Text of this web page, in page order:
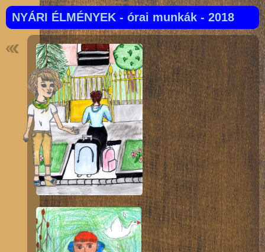
NYÁRI ÉLMÉNYEK - órai munkák - 2018